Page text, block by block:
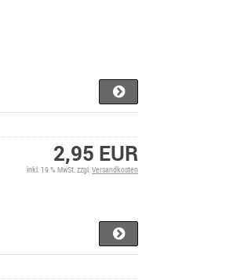
2,95 EUR
inkl. 19 % MwSt. zzgl.Versandkosten